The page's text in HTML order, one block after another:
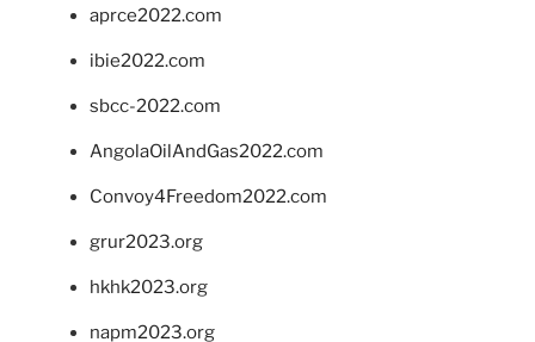
aprce2022.com
ibie2022.com
sbcc-2022.com
AngolaOilAndGas2022.com
Convoy4Freedom2022.com
grur2023.org
hkhk2023.org
napm2023.org